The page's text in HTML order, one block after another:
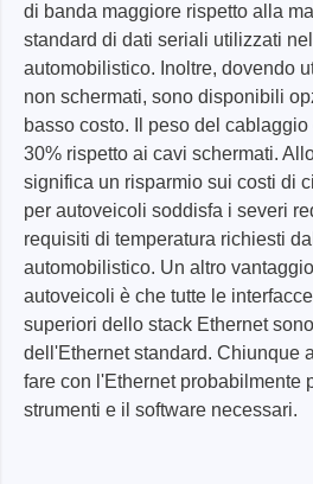
di banda maggiore rispetto alla
standard di dati seriali utilizzati
automobilistico. Inoltre, dovendo
non schermati, sono disponibili
basso costo. Il peso del cablaggio
30% rispetto ai cavi schermati.
significa un risparmio sui costi di
per autoveicoli soddisfa i severi
requisiti di temperatura richiesti
automobilistico. Un altro
autoveicoli è che tutte le
superiori dello stack Ethernet
dell'Ethernet standard. Chiunque
fare con l'Ethernet probabilmente
strumenti e il software necessari.